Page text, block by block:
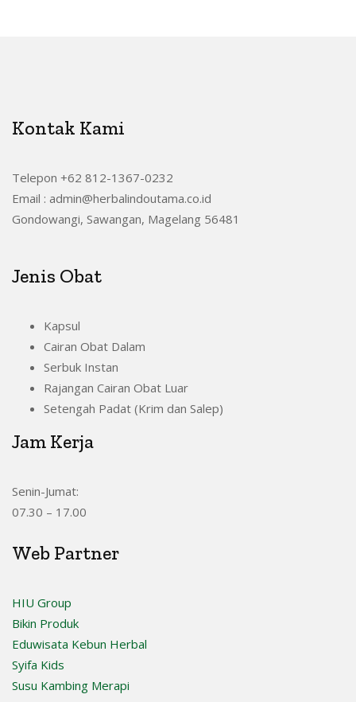
Kontak Kami
Telepon +62 812-1367-0232
Email : admin@herbalindoutama.co.id
Gondowangi, Sawangan, Magelang 56481
Jenis Obat
Kapsul
Cairan Obat Dalam
Serbuk Instan
Rajangan Cairan Obat Luar
Setengah Padat (Krim dan Salep)
Jam Kerja
Senin-Jumat:
07.30 – 17.00
Web Partner
HIU Group
Bikin Produk
Eduwisata Kebun Herbal
Syifa Kids
Susu Kambing Merapi